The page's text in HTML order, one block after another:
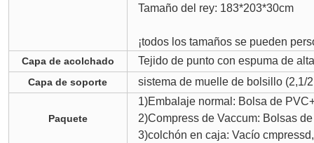
Tamaño del rey: 183*203*30cm
¡todos los tamaños se pueden
Capa de acolchado Tejido de punto con espuma de
Capa de soporte sistema de muelle de bolsillo (2,1/
Paquete
1)Embalaje normal: Bolsa de
2)Compress de Vaccum: Bolsas
3)colchón en caja: Vacío